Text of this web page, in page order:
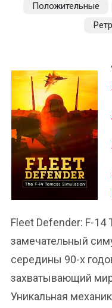
Положительные
Fleet Defender: F-14
замечательный
середины 90-х
захватывающий
Уникальная